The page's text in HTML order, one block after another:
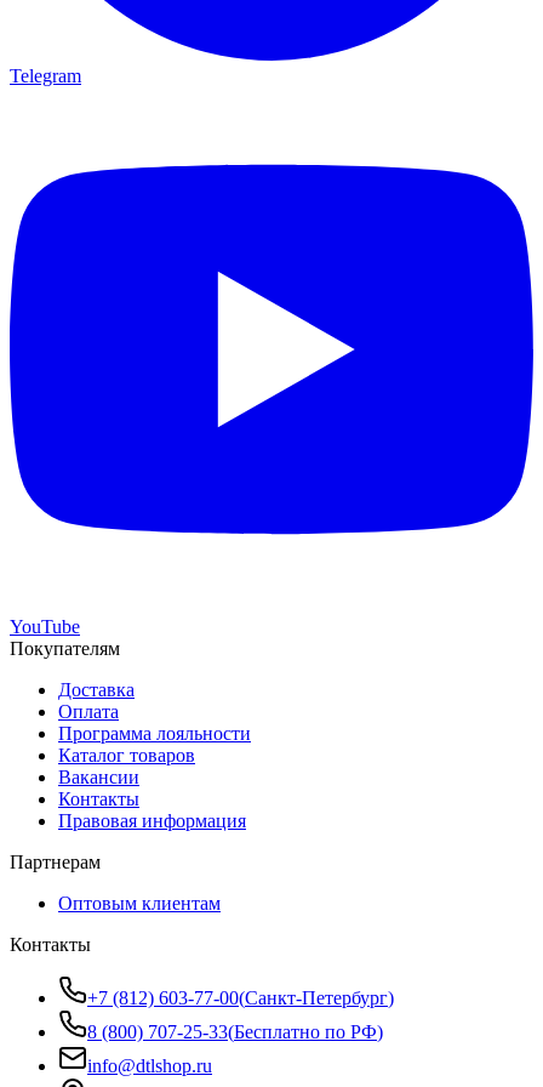
Telegram
YouTube
Покупателям
Доставка
Оплата
Программа лояльности
Каталог товаров
Вакансии
Контакты
Правовая информация
Партнерам
Оптовым клиентам
Контакты
+7 (812) 603-77-00(Санкт-Петербург)
8 (800) 707-25-33(Бесплатно по РФ)
info@dtlshop.ru